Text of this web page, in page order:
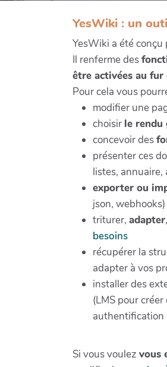
YesWiki : un
YesWiki a été conçu
Il renferme des
être activées au fur
Pour cela vous
modifier une
choisir le rendu
concevoir des
présenter ces
listes, annuaire,
exporter ou
json, webhooks)
triturer, adapter
besoins
récupérer la
adapter à vos
installer des
(LMS pour
authentification
Si vous voulez vous